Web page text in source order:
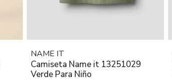
NAME IT
Camiseta Name it 13251029
Verde Para Niño